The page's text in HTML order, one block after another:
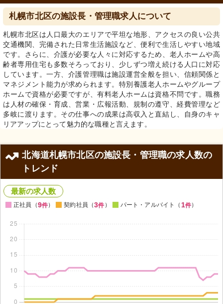
札幌市北区の施設長・管理職求人について
札幌市北区は人口最大のエリアで平坦な地形、アクセスの良い公共
交通機関、完備された日常生活施設など、便利で生活しやすい地域
です。さらに、介護が必要な人々に対応するため、老人ホームや高
齢者専用住宅も多数そろっており、少しずつ増え続ける人口に対応
しています。一方、介護管理職は施設運営全般を担い、信頼関係と
マネジメント能力が求められます。特別養護老人ホームやグループ
ホームで資格が必要ですが、有料老人ホームは資格不問です。職務
は人材の確保・育成、営業・広報活動、規制の遵守、経費管理など
多岐に渡ります。その仕事への成果は高収入と直結し、自身のキャ
リアアップにとって魅力的な職種と言えます。
北海道札幌市北区の施設長・管理職の求人数の
トレンド
最新の求人数
正社員（9件） 契約社員（3件 ） パート・アルバイト（ 1件）